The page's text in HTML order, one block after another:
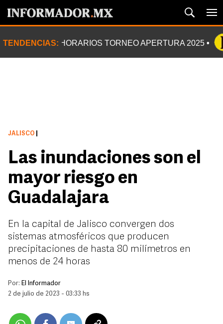
TENDENCIAS: HORARIOS TORNEO APERTURA 2025
JALISCO
Las inundaciones son el
mayor riesgo en
Guadalajara
En la capital de Jalisco convergen dos
sistemas atmosféricos que producen
precipitaciones de hasta 80 milímetros en
menos de 24 horas
Por: El Informador
2 de julio de 2023 - 03:33 hs